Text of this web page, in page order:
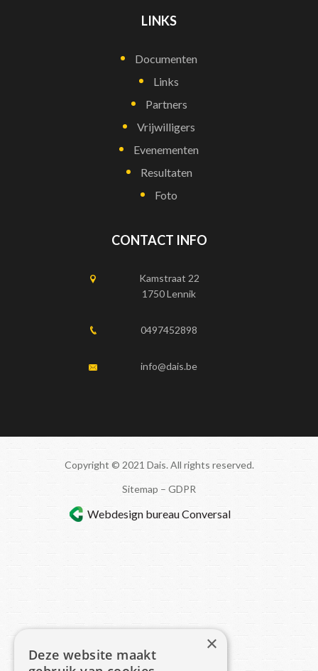
LINKS
Documenten
Links
Partners
Vrijwilligers
Evenementen
Resultaten
Foto
CONTACT INFO
Kamstraat 22
1750 Lennik
0497452898
info@dais.be
Copyright © 2021 Dais. All rights reserved.
Sitemap – GDPR
Webdesign bureauConversal
×
Deze website maakt